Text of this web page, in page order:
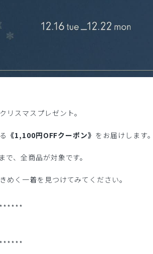
リスマスプレゼント。
《1,100円OFFクーポン》 をお届けします。
、全商品が対象です。
く一着を見つけてみてください。